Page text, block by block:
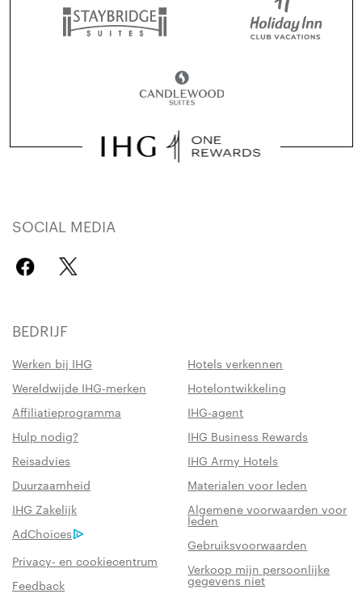
SOCIAL MEDIA
BEDRIJF
Werken bij IHG
Hotels verkennen
Wereldwijde IHG-merken
Hotelontwikkeling
Affiliatieprogramma
IHG-agent
Hulp nodig?
IHG Business Rewards
Reisadvies
IHG Army Hotels
Duurzaamheid
Materialen voor leden
IHG Zakelijk
Algemene voorwaarden voor
leden
AdChoices
Gebruiksvoorwaarden
Privacy- en cookiecentrum
Verkoop mijn persoonlijke
gegevens niet
Feedback